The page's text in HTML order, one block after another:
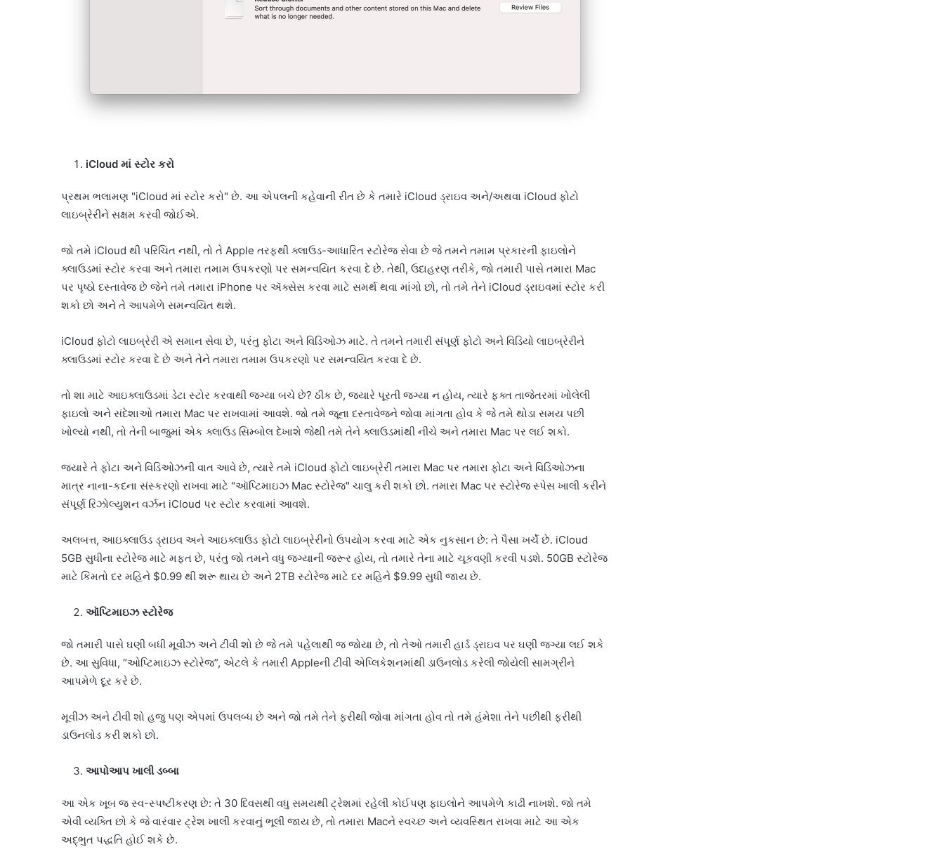
iCloud માં સ્ટોર કરો
પ્રથમ ભલામણ "iCloud માં સ્ટોર કરો" છે. આ એપલની કહેવાની રીત છે કે તમારે iCloud ડ્રાઇવ અને/અથવા iCloud ફોટો
લાઇબ્રેરીને સક્ષમ કરવી જોઈએ.
જો તમે iCloud થી પરિચિત નથી, તો તે Apple તરફથી ક્લાઉડ-આધારિત સ્ટોરેજ સેવા છે જે તમને તમામ પ્રકારની ફાઇલોને
ક્લાઉડમાં સ્ટોર કરવા અને તમારા તમામ ઉપકરણો પર સમન્વયિત કરવા દે છે. તેથી, ઉદાહરણ તરીકે, જો તમારી પાસે તમારા Mac
પર પૃષ્ઠો દસ્તાવેજ છે જેને તમે તમારા iPhone પર ઍક્સેસ કરવા માટે સમર્થ થવા માંગો છો, તો તમે તેને iCloud ડ્રાઇવમાં સ્ટોર કરી
શકો છો અને તે આપમેળે સમન્વયિત થશે.
iCloud ફોટો લાઇબ્રેરી એ સમાન સેવા છે, પરંતુ ફોટા અને વિડિઓઝ માટે. તે તમને તમારી સંપૂર્ણ ફોટો અને વિડિયો લાઇબ્રેરીને
ક્લાઉડમાં સ્ટોર કરવા દે છે અને તેને તમારા તમામ ઉપકરણો પર સમન્વયિત કરવા દે છે.
તો શા માટે આઇક્લાઉડમાં ડેટા સ્ટોર કરવાથી જગ્યા બચે છે? ઠીક છે, જ્યારે પૂરતી જગ્યા ન હોય, ત્યારે ફક્ત તાજેતરમાં ખોલેલી
ફાઇલો અને સંદેશાઓ તમારા Mac પર રાખવામાં આવશે. જો તમે જૂના દસ્તાવેજને જોવા માંગતા હોવ કે જે તમે થોડા સમય પછી
ખોલ્યો નથી, તો તેની બાજુમાં એક ક્લાઉડ સિમ્બોલ દેખાશે જેથી તમે તેને ક્લાઉડમાંથી નીચે અને તમારા Mac પર લઈ શકો.
જ્યારે તે ફોટા અને વિડિઓઝની વાત આવે છે, ત્યારે તમે iCloud ફોટો લાઇબ્રેરી તમારા Mac પર તમારા ફોટા અને વિડિઓઝના
માત્ર નાના-કદના સંસ્કરણો રાખવા માટે "ઑપ્ટિમાઇઝ Mac સ્ટોરેજ" ચાલુ કરી શકો છો. તમારા Mac પર સ્ટોરેજ સ્પેસ ખાલી કરીને
સંપૂર્ણ રિઝોલ્યુશન વર્ઝન iCloud પર સ્ટોર કરવામાં આવશે.
અલબત્ત, આઇક્લાઉડ ડ્રાઇવ અને આઇક્લાઉડ ફોટો લાઇબ્રેરીનો ઉપયોગ કરવા માટે એક નુકસાન છે: તે પૈસા ખર્ચે છે. iCloud
5GB સુધીના સ્ટોરેજ માટે મફત છે, પરંતુ જો તમને વધુ જગ્યાની જરૂર હોય, તો તમારે તેના માટે ચૂકવણી કરવી પડશે. 50GB સ્ટોરેજ
માટે કિંમતો દર મહિને $0.99 થી શરૂ થાય છે અને 2TB સ્ટોરેજ માટે દર મહિને $9.99 સુધી જાય છે.
ઑપ્ટિમાઇઝ સ્ટોરેજ
જો તમારી પાસે ઘણી બધી મૂવીઝ અને ટીવી શો છે જે તમે પહેલાથી જ જોયા છે, તો તેઓ તમારી હાર્ડ ડ્રાઇવ પર ઘણી જગ્યા લઈ શકે
છે. આ સુવિધા, “ઓપ્ટિમાઇઝ સ્ટોરેજ”, એટલે કે તમારી Appleની ટીવી એપ્લિકેશનમાંથી ડાઉનલોડ કરેલી જોયેલી સામગ્રીને
આપમેળે દૂર કરે છે.
મૂવીઝ અને ટીવી શો હજુ પણ એપમાં ઉપલબ્ધ છે અને જો તમે તેને ફરીથી જોવા માંગતા હોવ તો તમે હંમેશા તેને પછીથી ફરીથી
ડાઉનલોડ કરી શકો છો.
આપોઆપ ખાલી ડબ્બા
આ એક ખૂબ જ સ્વ-સ્પષ્ટીકરણ છે: તે 30 દિવસથી વધુ સમયથી ટ્રેશમાં રહેલી કોઈપણ ફાઇલોને આપમેળે કાઢી નાખશે. જો તમે
એવી વ્યક્તિ છો કે જે વારંવાર ટ્રેશ ખાલી કરવાનું ભૂલી જાય છે, તો તમારા Macને સ્વચ્છ અને વ્યવસ્થિત રાખવા માટે આ એક
અદ્ભુત પદ્ધતિ હોઈ શકે છે.